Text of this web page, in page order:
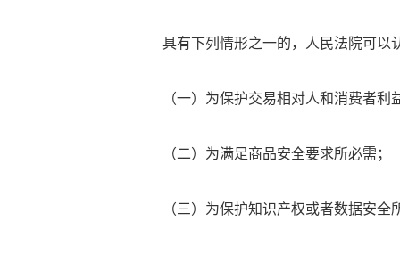
具有下列情形之一的，人民法院可以
（一）为保护交易相对人和消费者利
（二）为满足商品安全要求所必需；
（三）为保护知识产权或者数据安全